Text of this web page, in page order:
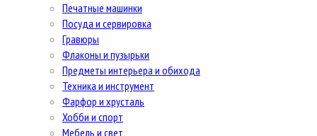
Печатные машинки
Посуда и сервировка
Гравюры
Флаконы и пузырьки
Предметы интерьера и обихода
Техника и инструмент
Фарфор и хрусталь
Хобби и спорт
Мебель и свет